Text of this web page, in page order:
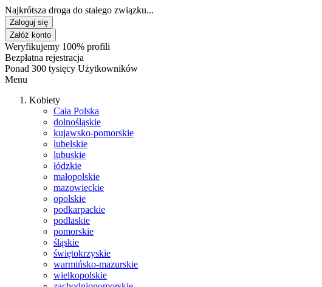
Najkrótsza droga do stałego związku...
Zaloguj się
Załóż konto
Weryfikujemy 100% profili
Bezpłatna rejestracja
Ponad 300 tysięcy Użytkowników
Menu
Kobiety
Cała Polska
dolnośląskie
kujawsko-pomorskie
lubelskie
lubuskie
łódzkie
małopolskie
mazowieckie
opolskie
podkarpackie
podlaskie
pomorskie
śląskie
świętokrzyskie
warmińsko-mazurskie
wielkopolskie